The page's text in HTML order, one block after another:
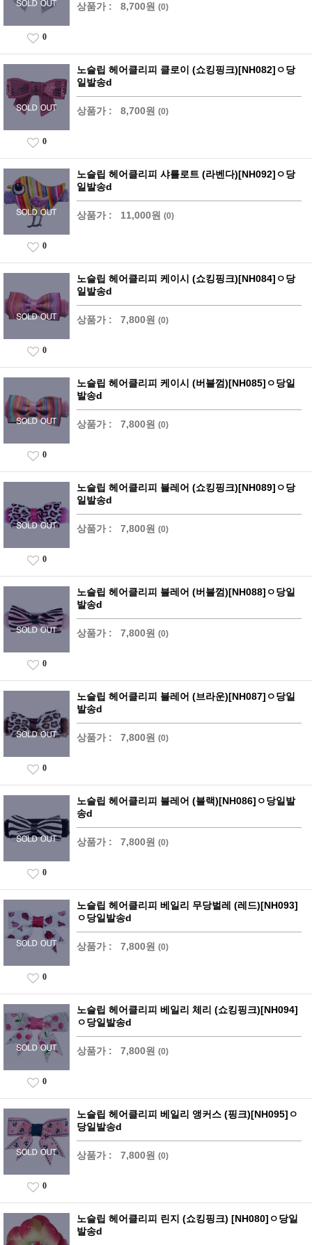
상품가 : 8,700원 (0)
0
노슬립 헤어클리피 클로이 (쇼킹핑크)[NH082]ㅇ당
일발송d
상품가 : 8,700원 (0)
0
노슬립 헤어클리피 샤를로트 (라벤다)[NH092]ㅇ당
일발송d
상품가 : 11,000원 (0)
0
노슬립 헤어클리피 케이시 (쇼킹핑크)[NH084]ㅇ당
일발송d
상품가 : 7,800원 (0)
0
노슬립 헤어클리피 케이시 (버블껌)[NH085]ㅇ당일
발송d
상품가 : 7,800원 (0)
0
노슬립 헤어클리피 블레어 (쇼킹핑크)[NH089]ㅇ당
일발송d
상품가 : 7,800원 (0)
0
노슬립 헤어클리피 블레어 (버블껌)[NH088]ㅇ당일
발송d
상품가 : 7,800원 (0)
0
노슬립 헤어클리피 블레어 (브라운)[NH087]ㅇ당일
발송d
상품가 : 7,800원 (0)
0
노슬립 헤어클리피 블레어 (블랙)[NH086]ㅇ당일발
송d
상품가 : 7,800원 (0)
0
노슬립 헤어클리피 베일리 무당벌레 (레드)[NH093]
ㅇ당일발송d
상품가 : 7,800원 (0)
0
노슬립 헤어클리피 베일리 체리 (쇼킹핑크)[NH094]
ㅇ당일발송d
상품가 : 7,800원 (0)
0
노슬립 헤어클리피 베일리 앵커스 (핑크)[NH095]ㅇ
당일발송d
상품가 : 7,800원 (0)
0
노슬립 헤어클리피 린지 (쇼킹핑크) [NH080]ㅇ당일
발송d